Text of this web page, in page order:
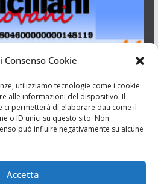
Consenso Cookie
utilizziamo tecnologie come i cookie
alle informazioni del dispositivo. Il
ci permetterà di elaborare dati come il
o ID unici su questo sito. Non
può influire negativamente su alcune
Accetta
n.23/2011 del 20/09/2011 Dir.
Giovani